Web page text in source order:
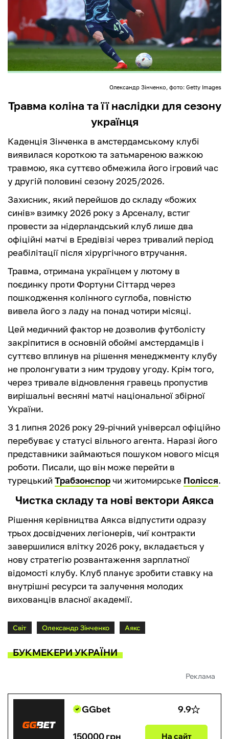
Олександр Зінченко, фото: Getty Images
Травма коліна та її наслідки для сезону
українця
Каденція Зінченка в амстердамському клубі
виявилася короткою та затьмареною важкою
травмою, яка суттєво обмежила його ігровий час
у другій половині сезону 2025/2026.
Захисник, який перейшов до складу «божих
синів» взимку 2026 року з Арсеналу, встиг
провести за нідерландський клуб лише два
офіційні матчі в Ередівізі через тривалий період
реабілітації після хірургічного втручання.
Травма, отримана українцем у лютому в
поєдинку проти Фортуни Сіттард через
пошкодження колінного суглоба, повністю
вивела його з ладу на понад чотири місяці.
Цей медичний фактор не дозволив футболісту
закріпитися в основній обоймі амстердамців і
суттєво вплинув на рішення менеджменту клубу
не пролонгувати з ним трудову угоду. Крім того,
через тривале відновлення гравець пропустив
вирішальні весняні матчі національної збірної
України.
З 1 липня 2026 року 29-річний універсал офіційно
перебуває у статусі вільного агента. Наразі його
представники займаються пошуком нового місця
роботи. Писали, що він може перейти в
турецький Трабзонспор чи житомирське Полісся.
Чистка складу та нові вектори Аякса
Рішення керівництва Аякса відпустити одразу
трьох досвідчених легіонерів, чиї контракти
завершилися влітку 2026 року, вкладається у
нову стратегію розвантаження зарплатної
відомості клубу. Клуб планує зробити ставку на
внутрішні ресурси та залучення молодих
вихованців власної академії.
Світ Олександр Зінченко Аякс
БУКМЕКЕРИ УКРАЇНИ
Реклама
GGbet 9.9
150000 грн На сайт